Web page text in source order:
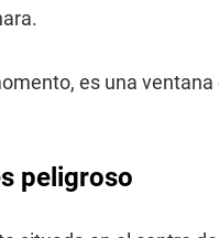
es una
peligroso